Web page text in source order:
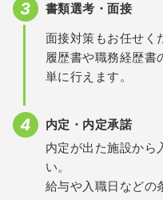
書類選考・面接
面接対策もお任せく
履歴書や職務経歴書
単に行えます。
内定・内定承諾
内定が出た施設から
い。
給与や入職日などの